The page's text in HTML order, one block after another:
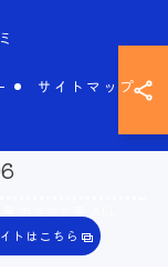
トはこちら
サイトマップ